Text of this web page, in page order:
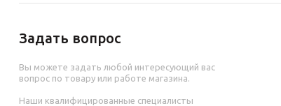
Задать вопрос
Вы можете задать любой интересующий вас
вопрос по товару или работе магазина.
Наши квалифицированные специалисты